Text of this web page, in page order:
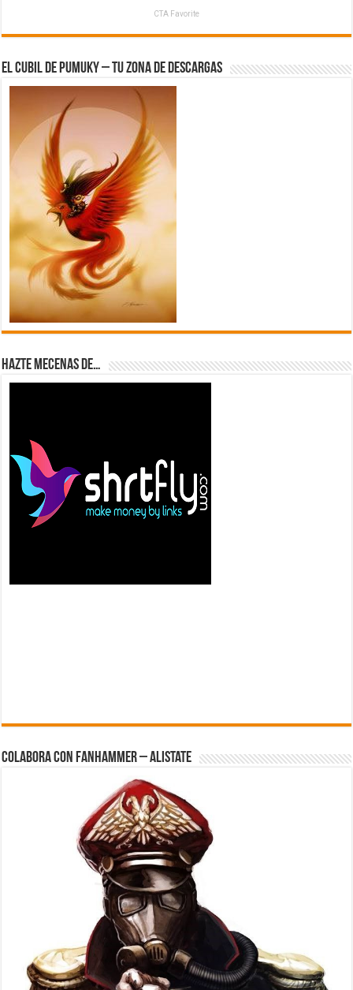
CTA Favorite
El Cubil de Pumuky – Tu zona de Descargas
Hazte Mecenas de…
Colabora con FanHammer – Alistate